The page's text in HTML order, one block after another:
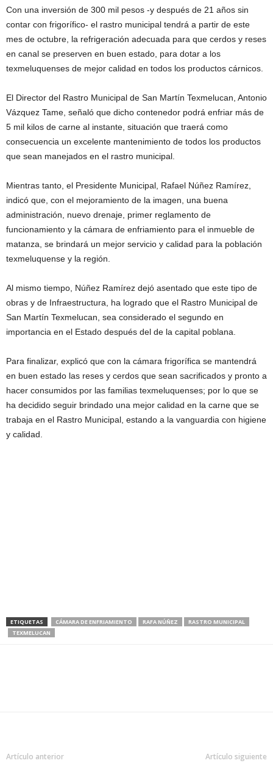
Con una inversión de 300 mil pesos -y después de 21 años sin
contar con frigorífico- el rastro municipal tendrá a partir de este
mes de octubre, la refrigeración adecuada para que cerdos y reses
en canal se preserven en buen estado, para dotar a los
texmeluquenses de mejor calidad en todos los productos cárnicos.
El Director del Rastro Municipal de San Martín Texmelucan, Antonio
Vázquez Tame, señaló que dicho contenedor podrá enfriar más de
5 mil kilos de carne al instante, situación que traerá como
consecuencia un excelente mantenimiento de todos los productos
que sean manejados en el rastro municipal.
Mientras tanto, el Presidente Municipal, Rafael Núñez Ramírez,
indicó que, con el mejoramiento de la imagen, una buena
administración, nuevo drenaje, primer reglamento de
funcionamiento y la cámara de enfriamiento para el inmueble de
matanza, se brindará un mejor servicio y calidad para la población
texmeluquense y la región.
Al mismo tiempo, Núñez Ramírez dejó asentado que este tipo de
obras y de Infraestructura, ha logrado que el Rastro Municipal de
San Martín Texmelucan, sea considerado el segundo en
importancia en el Estado después del de la capital poblana.
Para finalizar, explicó que con la cámara frigorífica se mantendrá
en buen estado las reses y cerdos que sean sacrificados y pronto a
hacer consumidos por las familias texmeluquenses; por lo que se
ha decidido seguir brindado una mejor calidad en la carne que se
trabaja en el Rastro Municipal, estando a la vanguardia con higiene
y calidad.
ETIQUETAS CÁMARA DE ENFRIAMIENTO RAFA NÚÑEZ
RASTRO MUNICIPAL
TEXMELUCAN
Artículo anterior Artículo siguiente